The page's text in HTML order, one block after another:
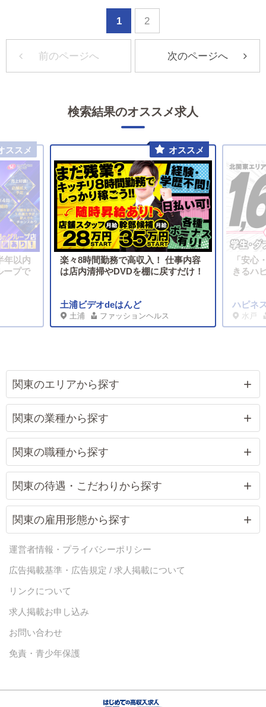
1 2
前のページへ 次のページへ
検索結果のオススメ求人
年以内
ープで
楽々8時間勤務で高収入！ 仕事内容
は店内清掃やDVDを棚に戻すだけ！
土浦ビデオdeはんど
土浦 ファッションヘルス
「安心
きるハ
ハピネ
水戸
関東のエリアから探す
関東の業種から探す
関東の職種から探す
関東の待遇・こだわりから探す
関東の雇用形態から探す
運営者情報・プライバシーポリシー
広告掲載基準・広告規定 / 求人掲載について
リンクについて
求人掲載お申し込み
お問い合わせ
免責・青少年保護